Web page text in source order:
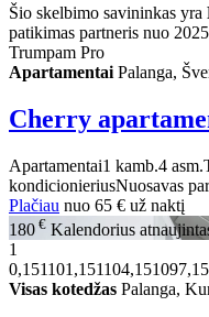
Šio skelbimo savininkas yra
patikimas partneris nuo
Trumpam Pro
Apartamentai Palanga,
Cherry
Apartamentai1 kamb.4 asm.
kondicionieriusNuosavas
Plačiau nuo 65 € už naktį
180 € Kalendorius
1
Visas kotedžas Palanga,